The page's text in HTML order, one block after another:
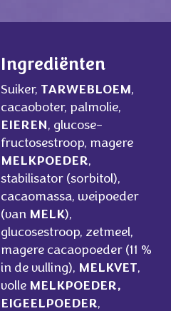
Ingrediënten
Suiker, TARWEBLOEM ,
cacaoboter, palmolie,
EIEREN , glucose-
fructosestroop, magere
MELKPOEDER,
stabilisator (sorbitol),
cacaomassa, weipoeder
(van MELK),
glucosestroop, zetmeel,
magere cacaopoeder (11 %
in de vulling), MELKVET,
volle MELKPOEDER,
EIGEELPOEDER,